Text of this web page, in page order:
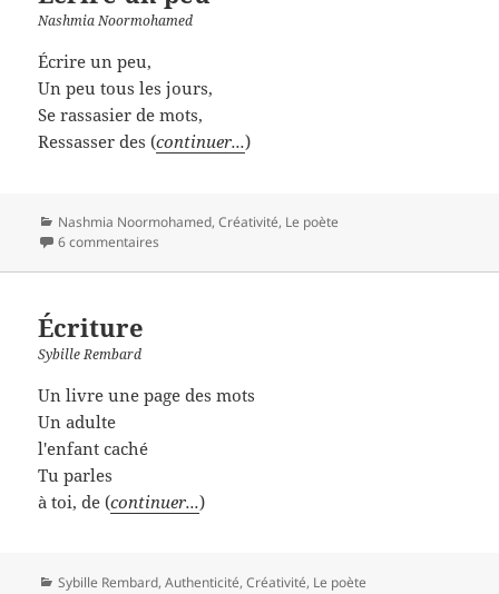
Nashmia Noormohamed
Écrire un peu,
Un peu tous les jours,
Se rassasier de mots,
Ressasser des (continuer...)
Catégories
Nashmia Noormohamed,Créativité, Le poète
6 commentaires
Écriture
Sybille Rembard
Un livre une page des mots
Un adulte
l'enfant caché
Tu parles
à toi, de (continuer...)
Catégories
Sybille Rembard,Authenticité,Créativité, Le poète